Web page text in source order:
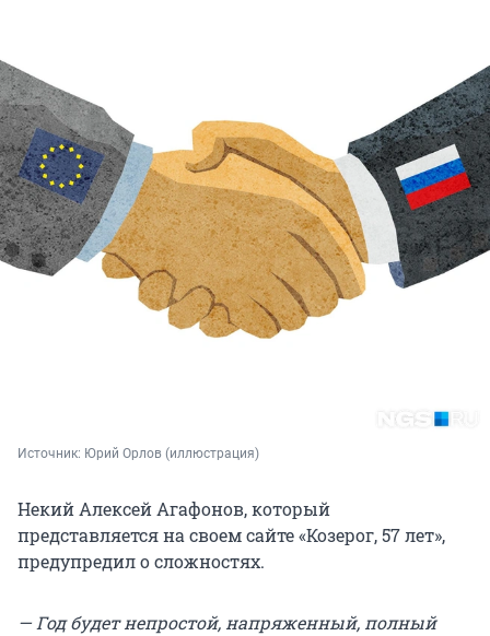
Источник: Юрий Орлов (иллюстрация)
Некий Алексей Агафонов, который
представляется на своем сайте «Козерог, 57 лет»,
предупредил о сложностях.
— Год будет непростой, напряженный, полный